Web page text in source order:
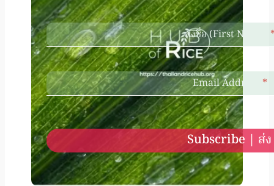
ลงชื่อ (First Name)
Email Address *
Subscribe | ส่ง